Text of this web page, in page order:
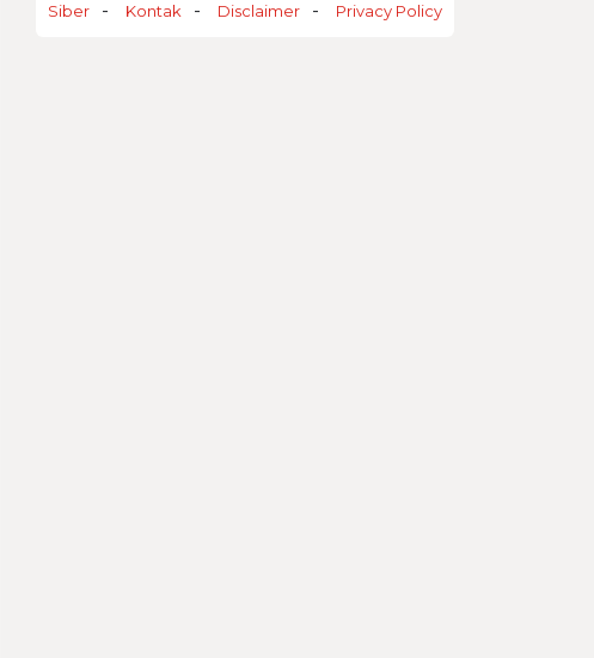
Siber
Kontak Disclaimer Privacy Policy